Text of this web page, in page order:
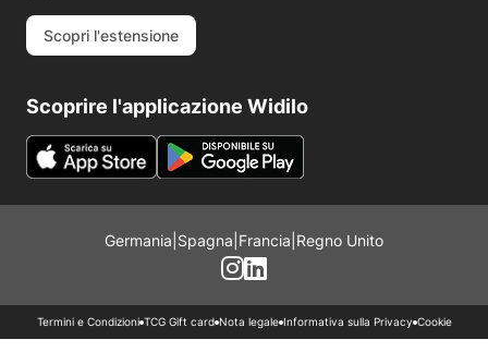
Scopri l'estensione
Scoprire l'applicazione Widilo
Germania Spagna Francia Regno Unito
Termini e Condizioni TCG Gift card Nota legale Informativa sulla Privacy Cookie